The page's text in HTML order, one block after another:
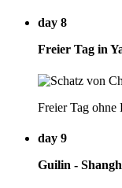
day 8
Freier Tag in
Freier Tag ohne
day 9
Guilin -